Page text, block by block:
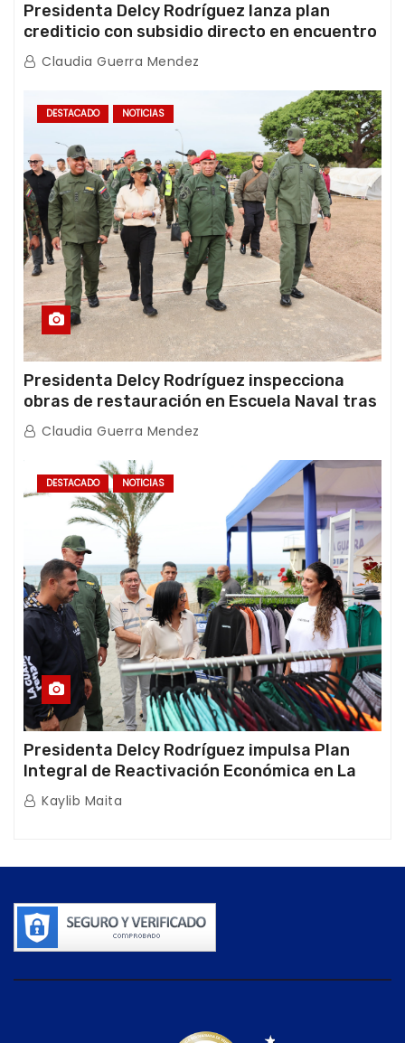
Presidenta Delcy Rodríguez lanza plan
crediticio con subsidio directo en encuentro
con Juntas de Condominio
Claudia Guerra Mendez
DESTACADO NOTICIAS
Presidenta Delcy Rodríguez inspecciona
obras de restauración en Escuela Naval tras
afectaciones sísmicas en La Guaira
Claudia Guerra Mendez
DESTACADO NOTICIAS
Presidenta Delcy Rodríguez impulsa Plan
Integral de Reactivación Económica en La
Guaira
Kaylib Maita